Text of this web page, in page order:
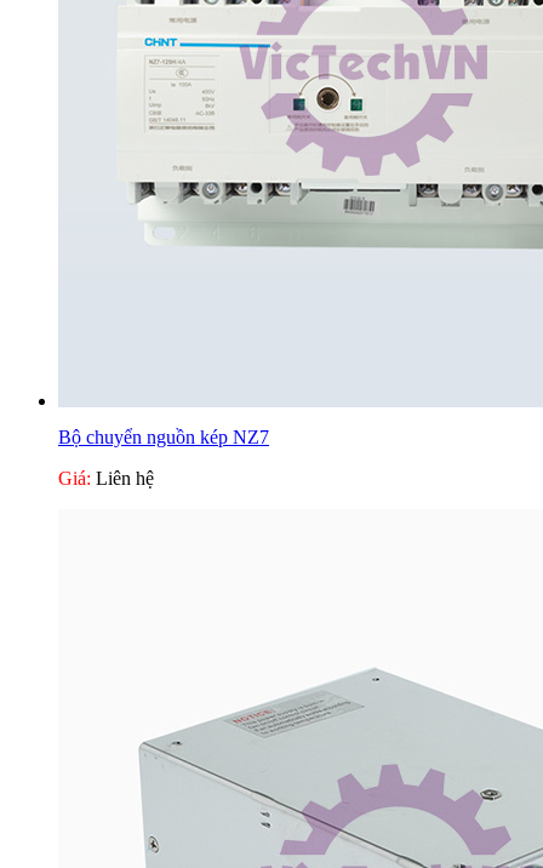
Bộ chuyển nguồn kép NZ7
Giá: Liên hệ